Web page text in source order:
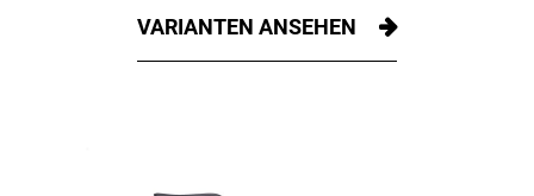
VARIANTEN ANSEHEN